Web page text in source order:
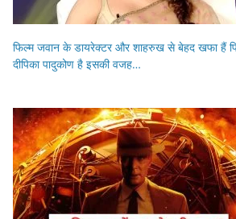
फिल्म जवान के डायरेक्टर और शाहरुख से बेहद खफा हैं
दीपिका पादुकोण है इसकी वजह…